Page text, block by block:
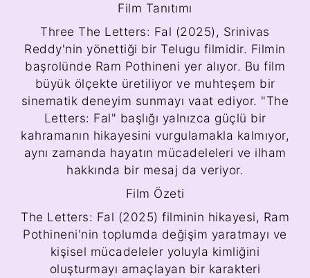
Film Tanıtımı
Three The Letters: Fal (2025), Srinivas
Reddy'nin yönettiği bir Telugu filmidir. Filmin
başrolünde Ram Pothineni yer alıyor. Bu film
büyük ölçekte üretiliyor ve muhteşem bir
sinematik deneyim sunmayı vaat ediyor. "The
Letters: Fal" başlığı yalnızca güçlü bir
kahramanın hikayesini vurgulamakla kalmıyor,
aynı zamanda hayatın mücadeleleri ve ilham
hakkında bir mesaj da veriyor.
Film Özeti
The Letters: Fal (2025) filminin hikayesi, Ram
Pothineni'nin toplumda değişim yaratmayı ve
kişisel mücadeleler yoluyla kimliğini
oluşturmayı amaçlayan bir karakteri